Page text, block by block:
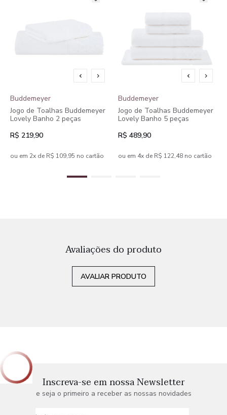
Buddemeyer
Jogo de Toalhas Buddemeyer
Lovely Banho 2 peças
R$ 219,90
ou em 2x de R$ 109,95 no cartão
Buddemeyer
Jogo de Toalhas Buddemeyer
Lovely Banho 5 peças
R$ 489,90
ou em 4x de R$ 122,48 no cartão
Avaliações do produto
AVALIAR PRODUTO
Inscreva-se em nossa Newsletter
e seja o primeiro a receber as nossas novidades